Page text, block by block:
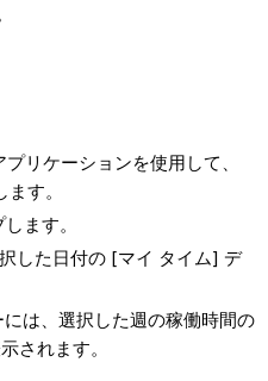
リケーションを使用して、
す。
ます。
した日付の [マイ タイム] デ
には、選択した週の稼働時間の
されます。